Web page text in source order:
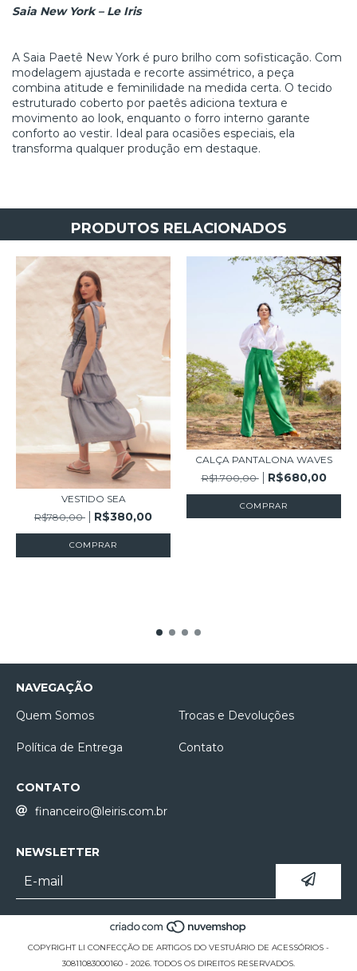
Saia New York – Le Iris
A Saia Paetê New York é puro brilho com sofisticação. Com
modelagem ajustada e recorte assimétrico, a peça
combina atitude e feminilidade na medida certa. O tecido
estruturado coberto por paetês adiciona textura e
movimento ao look, enquanto o forro interno garante
conforto ao vestir. Ideal para ocasiões especiais, ela
transforma qualquer produção em destaque.
PRODUTOS RELACIONADOS
VESTIDO SEA
R$780,00
R$380,00
COMPRAR
CALÇA PANTALONA WAVES
R$1.700,00
R$680,00
COMPRAR
NAVEGAÇÃO
Quem Somos
Trocas e Devoluções
Política de Entrega Contato
CONTATO
financeiro@leiris.com.br
NEWSLETTER
COPYRIGHT LI CONFECÇÃO DE ARTIGOS DO VESTUÁRIO DE ACESSÓRIOS -
30811083000160 - 2026. TODOS OS DIREITOS RESERVADOS.